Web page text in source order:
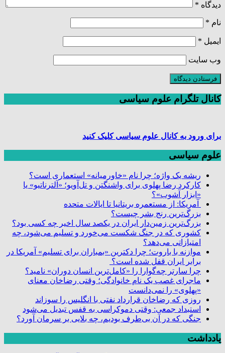
دیدگاه *
نام *
ایمیل *
وب‌ سایت
کانال تلگرام علوم سیاسی
برای ورود به کانال علوم سیاسی کلیک کنید
علوم سیاسی
ریشه یک واژه؛ چرا نام «خاورمیانه» استعماری است؟
کارکرد رضا پهلوی برای واشنگتن و تل‌آویو؛ «آلترناتیو» یا
«ابزار آشوب»؟
آمریکا: از مستعمره بریتانیا تا ایالات متحده
بزرگ‌ترین رنج بشر چیست؟
بزرگ‌ترین زمین‌دار ایران در یکصد سال اخیر چه کسی بود؟
کشوری که در جنگ شکست می‌خورد و تسلیم می‌شود، چه
امتیازاتی می‌دهد؟
موازنه با باروت؛ چرا دکترین «بمباران برای تسلیم» آمریکا در
برابر ایران قفل شده است؟
چرا سارتر چه‌گوارا را «کامل‌ترین انسان دوران» نامید؟
ماجرای غصب یک نام خانوادگی؛ وقتی رضاخان معنای
«پهلوی» را نمی‌دانست
روزی که رضاخان قرارداد نفتی با انگلیس را سوزاند
استبداد جمعی: وقتی دموکراسی به قفس تبدیل می‌شود
جنگی که در آن بی‌طرف بودیم، چه بلایی بر سرمان آورد؟
یادداشت